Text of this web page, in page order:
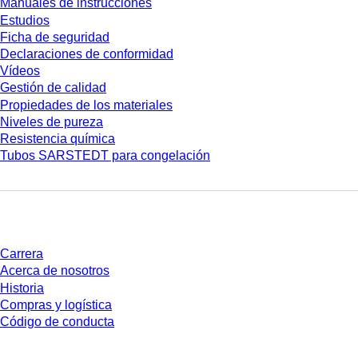
Manuales de instrucciones
Estudios
Ficha de seguridad
Declaraciones de conformidad
Vídeos
Gestión de calidad
Propiedades de los materiales
Niveles de pureza
Resistencia química
Tubos SARSTEDT para congelación
Carrera
Acerca de nosotros
Historia
Compras y logística
Código de conducta